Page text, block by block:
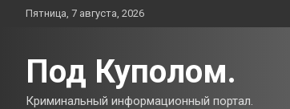
ПерейтиПятница, 7 августа, 2026
Под Куполом.
Криминальный информационный портал.